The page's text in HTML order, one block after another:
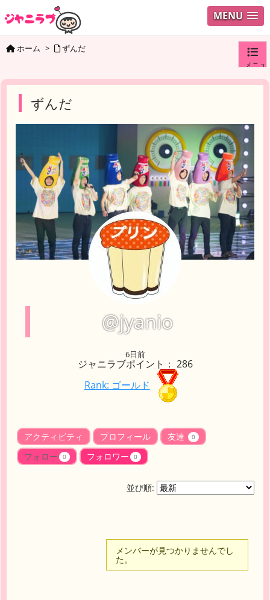
MENU
メニュ
ユーザ
ホーム > ずんだ
ずんだ
@jyanio
6日前
ジャニラブポイント： 286
Rank: ゴールド
アクティビティ プロフィール 友達 0
フォロー 0 フォロワー 0
並び順:
メンバーが見つかりませんでし
た。